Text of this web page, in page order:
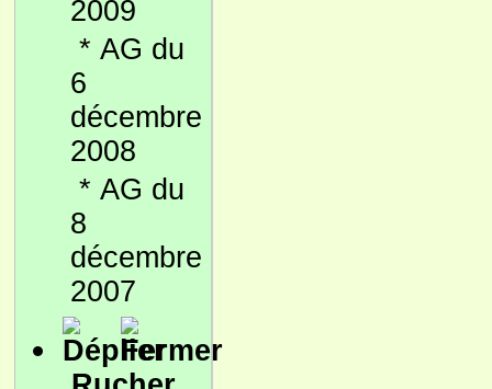
2009
* AG du
6
décembre
2008
* AG du
8
décembre
2007